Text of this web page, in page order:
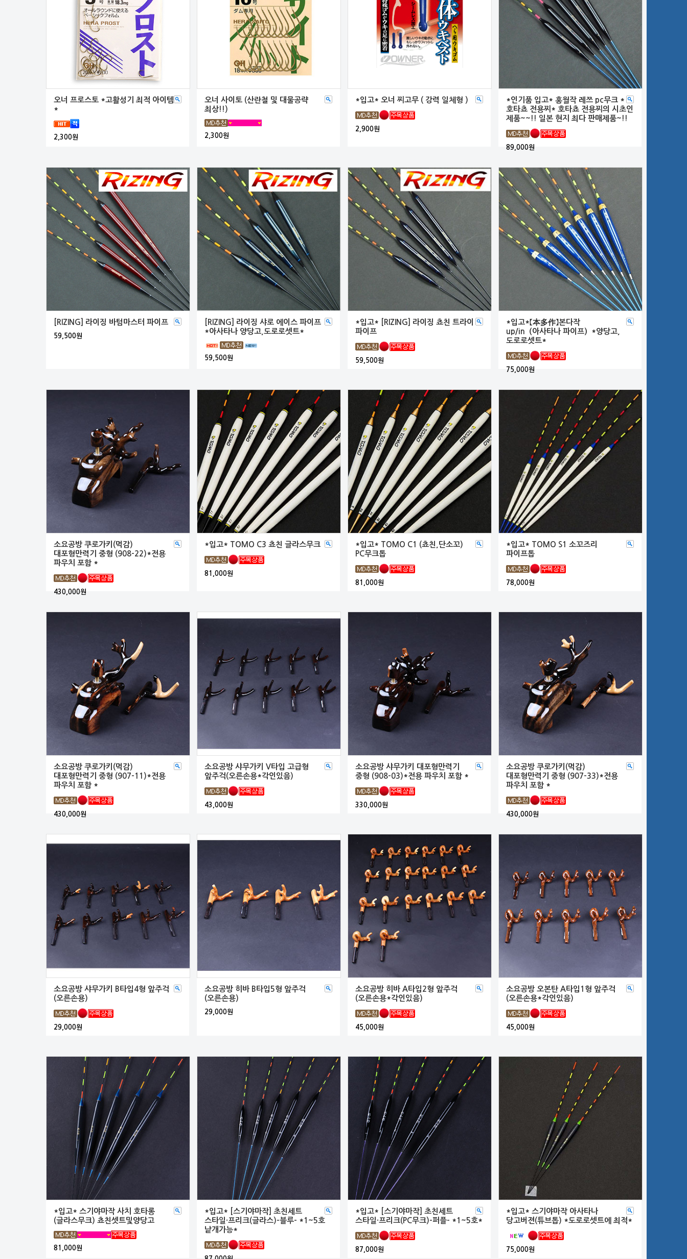
오너 프로스토 *고활성기 최적 아이템
*
2,300원
오너 사이토 (산란철 및 대물공략
최상!!)
2,300원
*입고* 오너 찌고무 ( 강력 일체형 )
2,900원
*인기품 입고* 홍월작 레쯔 pc무크 *
호타쵸 전용찌* 호타쵸 전용찌의 시초인
제품~~!! 일본 현지 최다 판매제품~!!
89,000원
[RIZING] 라이징 바텀마스터 파이프
59,500원
[RIZING] 라이징 샤로 에이스 파이프
*아사타나 양당고,도로로셋트*
59,500원
*입고* [RIZING] 라이징 쵸친 트라이
파이프
59,500원
*입고*【本多作】본다작
up/in（아사타나 파이프）*양당고,
도로로셋트*
75,000원
소요공방 쿠로가키(먹감)
대포형만력기 중형 (908-22)*전용
파우치 포함 *
430,000원
*입고* TOMO C3 쵸친 글라스무크
81,000원
*입고* TOMO C1 (쵸친,단소꼬)
PC무크톱
81,000원
*입고* TOMO S1 소꼬즈리
파이프톱
78,000원
소요공방 쿠로가키(먹감)
대포형만력기 중형 (907-11)*전용
파우치 포함 *
430,000원
소요공방 샤무가키 V타입 고급형
앞주걱(오른손용*각인있음)
43,000원
소요공방 샤무가키 대포형만력기
중형 (908-03)*전용 파우치 포함 *
330,000원
소요공방 쿠로가키(먹감)
대포형만력기 중형 (907-33)*전용
파우치 포함 *
430,000원
소요공방 샤무가키 B타입4형 앞주걱
(오른손용)
29,000원
소요공방 히바 B타입5형 앞주걱
(오른손용)
29,000원
소요공방 히바 A타입2형 앞주걱
(오른손용*각인있음)
45,000원
소요공방 오본탄 A타입1형 앞주걱
(오른손용*각인있음)
45,000원
*입고* 스기야마작 사치 호타롱
(글라스무크) 쵸친셋트및양당고
81,000원
*입고* [스기야마작] 초친세트
스타일·프리크(글라스)-블루- *1~5호
낱개가능*
*입고* [스기야마작] 초친세트
스타일·프리크(PC무크)-퍼플- *1~5호*
87,000원
*입고* 스기야마작 아사타나
당고버젼(튜브톱) *도로로셋트에 최적*
75,000원